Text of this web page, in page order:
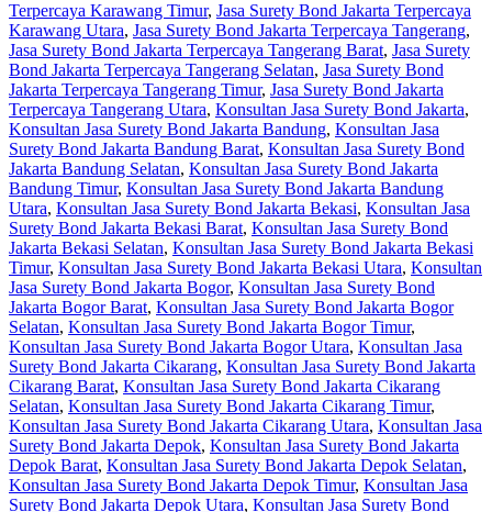
Terpercaya Karawang Timur, Jasa Surety Bond Jakarta Terpercaya
Karawang Utara, Jasa Surety Bond Jakarta Terpercaya Tangerang,
Jasa Surety Bond Jakarta Terpercaya Tangerang Barat, Jasa Surety
Bond Jakarta Terpercaya Tangerang Selatan, Jasa Surety Bond
Jakarta Terpercaya Tangerang Timur, Jasa Surety Bond Jakarta
Terpercaya Tangerang Utara, Konsultan Jasa Surety Bond Jakarta,
Konsultan Jasa Surety Bond Jakarta Bandung, Konsultan Jasa
Surety Bond Jakarta Bandung Barat, Konsultan Jasa Surety Bond
Jakarta Bandung Selatan, Konsultan Jasa Surety Bond Jakarta
Bandung Timur, Konsultan Jasa Surety Bond Jakarta Bandung
Utara, Konsultan Jasa Surety Bond Jakarta Bekasi, Konsultan Jasa
Surety Bond Jakarta Bekasi Barat, Konsultan Jasa Surety Bond
Jakarta Bekasi Selatan, Konsultan Jasa Surety Bond Jakarta Bekasi
Timur, Konsultan Jasa Surety Bond Jakarta Bekasi Utara, Konsultan
Jasa Surety Bond Jakarta Bogor, Konsultan Jasa Surety Bond
Jakarta Bogor Barat, Konsultan Jasa Surety Bond Jakarta Bogor
Selatan, Konsultan Jasa Surety Bond Jakarta Bogor Timur,
Konsultan Jasa Surety Bond Jakarta Bogor Utara, Konsultan Jasa
Surety Bond Jakarta Cikarang, Konsultan Jasa Surety Bond Jakarta
Cikarang Barat, Konsultan Jasa Surety Bond Jakarta Cikarang
Selatan, Konsultan Jasa Surety Bond Jakarta Cikarang Timur,
Konsultan Jasa Surety Bond Jakarta Cikarang Utara, Konsultan Jasa
Surety Bond Jakarta Depok, Konsultan Jasa Surety Bond Jakarta
Depok Barat, Konsultan Jasa Surety Bond Jakarta Depok Selatan,
Konsultan Jasa Surety Bond Jakarta Depok Timur, Konsultan Jasa
Surety Bond Jakarta Depok Utara, Konsultan Jasa Surety Bond